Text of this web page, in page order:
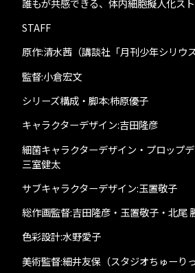
STAFF
原作:清水茜（講談社「月刊少年シリウス
監督:小倉宏文
シリーズ構成・脚本:柿原優子
キャラクターデザイン:吉田隆彦
細菌キャラクターデザイン・プロップ
三室健太
サブキャラクターデザイン:玉置敬子
総作画監督:吉田隆彦・玉置敬子・北尾
色彩設計:水野愛子
美術監督:細井友保（スタジオちゅーりっ